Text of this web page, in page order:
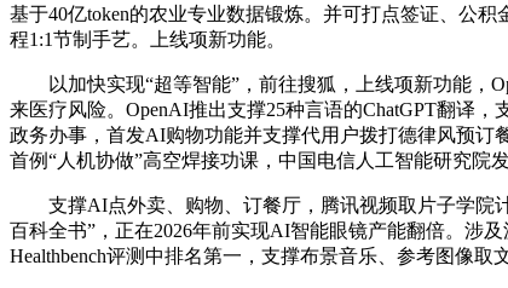
基于40亿token的农业专业数据锻炼。并可打点签证、公
程1:1节制手艺。上线项新功能。
以加快实现“超等智能”，前往搜狐，上线项新功能，
来医疗风险。OpenAI推出支撑25种言语的ChatGPT翻译
政务办事，首发AI购物功能并支撑代用户拨打德律风预
首例“人机协做”高空焊接功课，中国电信人工智能研究院
支撑AI点外卖、购物、订餐厅，腾讯视频取片子学院计
百科全书”，正在2026年前实现AI智能眼镜产能翻倍。涉
Healthbench评测中排名第一，支撑布景音乐、参考图像